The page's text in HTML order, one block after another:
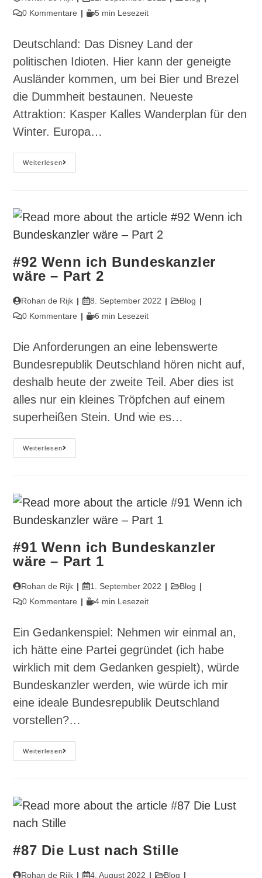
Autor:
veröffentlicht:
Beitrags-
0 Kommentare Lesedauer:
5 min Lesezeit
Deutschland: Das Disney Land der
politischen Idioten. Hier kann der geneigte
Ausländer kommen, um bei Bier und Brezel
die Dummheit bestaunen. Neueste
Attraktion: Kasper Kalles Wanderplan für den
Winter. Europa…
Weiterlesen#94
Deutschland
#92 Wenn ich Bundeskanzler
wäre – Part 2
Beitrags-
Autor:
Rohan de Rijk
Beitrag
veröffentlicht:
8. September 2022
Beitrags-
Blog
Beitrags-
0 Kommentare Lesedauer:
6 min Lesezeit
Die Anforderungen an eine lebenswerte
Bundesrepublik Deutschland hören nicht auf,
deshalb heute der zweite Teil. Aber dies ist
alles nur ein kleines Tröpfchen auf einem
superheißen Stein. Und wie es…
Weiterlesen#92
Wenn
2
#91 Wenn ich Bundeskanzler
wäre – Part 1
Beitrags-
Autor:
Rohan de Rijk
Beitrag
veröffentlicht:
1. September 2022
Beitrags-
Blog
Beitrags-
0 Kommentare Lesedauer:
4 min Lesezeit
Ein Gedankenspiel: Nehmen wir einmal an,
ich hätte eine Partei gegründet (ich habe
wirklich mit dem Gedanken gespielt), würde
Bundeskanzler werden, wie würde ich mir
eine ideale Bundesrepublik Deutschland
vorstellen?…
Weiterlesen#91
Wenn
1
#87 Die Lust nach Stille
Beitrags-
Rohan de Rijk Beitrag
4. August 2022 Beitrags-
Blog